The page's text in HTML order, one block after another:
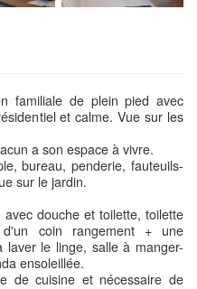
familiale de plein pied avec
et calme. Vue sur les
a son espace à vivre.
bureau, penderie, fauteuils-
sur le jardin.
douche et toilette, toilette
d'un coin rangement + une
le linge, salle à manger-
ensoleillée.
de cuisine et nécessaire de